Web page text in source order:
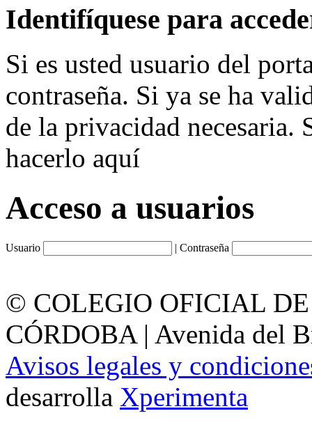
Identifíquese para
Si es usted usuario del
contraseña. Si ya se ha
de la privacidad necesaria.
hacerlo aquí
Acceso a usuarios
Usuario | Contraseña
© COLEGIO OFICIAL
CÓRDOBA | Avenida del
Avisos legales y
desarrolla Xperimenta